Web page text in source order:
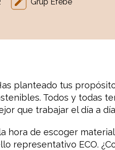
planteado tus
Todos y todas
que trabajar el día a
hora de escoger
representativo ECO.